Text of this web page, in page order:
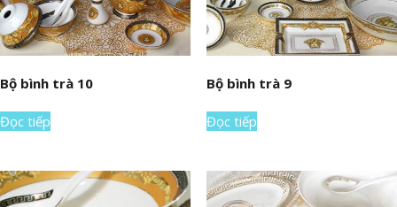
Bộ bình trà 10
Đọc tiếp
Bộ bình trà 9
Đọc tiếp